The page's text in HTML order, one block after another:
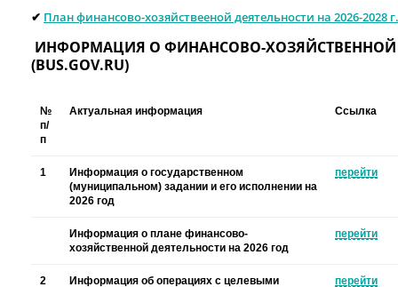
✔︎ План финансово-хозяйствееной деятельности на 2026-2028
ИНФОРМАЦИЯ О ФИНАНСОВО-ХОЗЯЙСТВЕННОЙ
(BUS.GOV.RU)
№
п/
п
Актуальная информация Ссылка
1
Информация о государственном
(муниципальном) задании и его исполнении на
2026 год
перейти
Информация о плане финансово-
хозяйственной деятельности на 2026 год
перейти
2
Информация об операциях с целевыми
перейти